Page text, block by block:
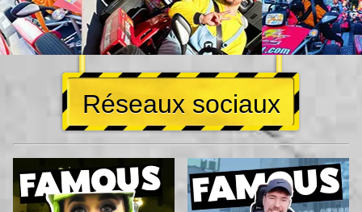
Réseaux sociaux